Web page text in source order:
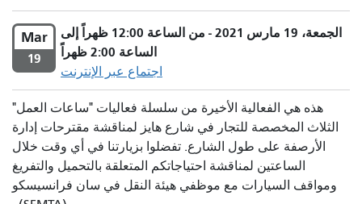
Mar
19
الجمعة، 19 مارس 2021 - من الساعة 12:00 ظهراً إلى
الساعة 2:00 ظهراً
اجتماع عبر الإنترنت
هذه هي الفعالية الأخيرة من سلسلة فعاليات "ساعات العمل"
الثلاث المخصصة للتجار في شارع هايز لمناقشة مقترحات إدارة
الأرصفة على طول الشارع. تفضلوا بزيارتنا في أي وقت خلال
الساعتين لمناقشة احتياجاتكم المتعلقة بالتحميل والتفريغ
ومواقف السيارات مع موظفي هيئة النقل في سان فرانسيسكو